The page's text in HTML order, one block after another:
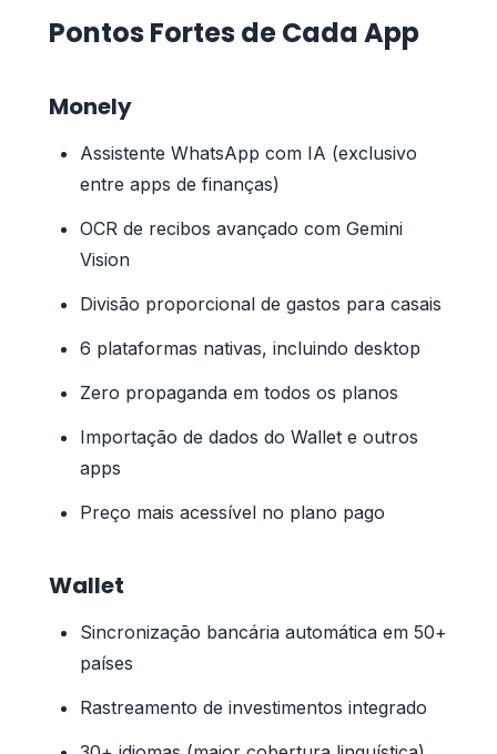
Pontos Fortes de Cada App
Monely
Assistente WhatsApp com IA (exclusivo
entre apps de finanças)
OCR de recibos avançado com Gemini
Vision
Divisão proporcional de gastos para casais
6 plataformas nativas, incluindo desktop
Zero propaganda em todos os planos
Importação de dados do Wallet e outros
apps
Preço mais acessível no plano pago
Wallet
Sincronização bancária automática em 50+
países
Rastreamento de investimentos integrado